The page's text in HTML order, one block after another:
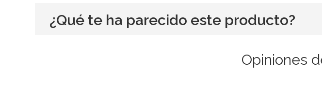
¿Qué te ha parecido este producto?
Opiniones